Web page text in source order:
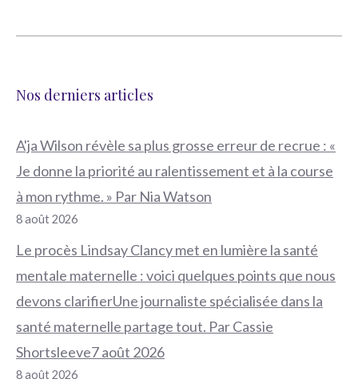
Nos derniers articles
A'ja Wilson révèle sa plus grosse erreur de recrue : «
Je donne la priorité au ralentissement et à la course
à mon rythme. » Par Nia Watson
8 août 2026
Le procès Lindsay Clancy met en lumière la santé
mentale maternelle : voici quelques points que nous
devons clarifierUne journaliste spécialisée dans la
santé maternelle partage tout. Par Cassie
Shortsleeve7 août 2026
8 août 2026